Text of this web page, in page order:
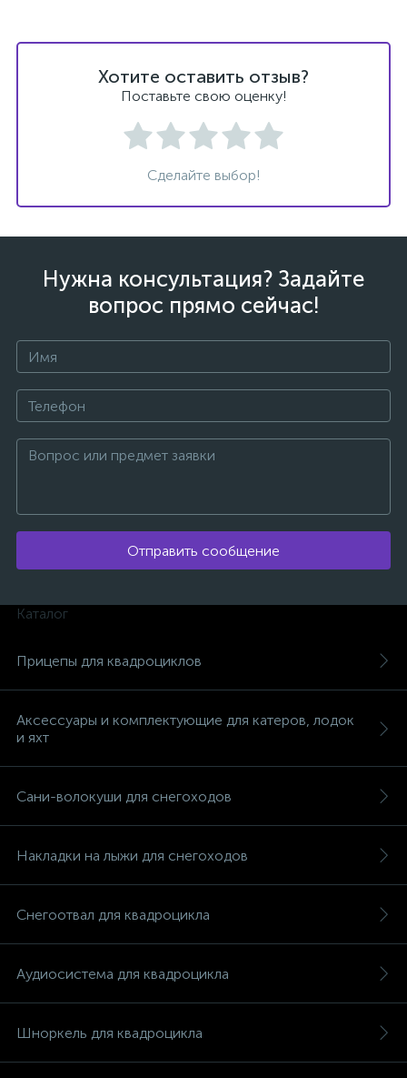
Хотите оставить отзыв?
Поставьте свою оценку!
Сделайте выбор!
Нужна консультация? Задайте
вопрос прямо сейчас!
Отправить сообщение
Каталог
Прицепы для квадроциклов
Аксессуары и комплектующие для катеров, лодок
и яхт
Сани-волокуши для снегоходов
Накладки на лыжи для снегоходов
Снегоотвал для квадроцикла
Аудиосистема для квадроцикла
Шноркель для квадроцикла